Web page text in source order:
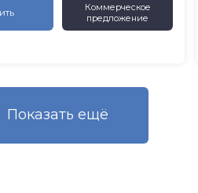
Коммерческое
предложение
Показать eщё